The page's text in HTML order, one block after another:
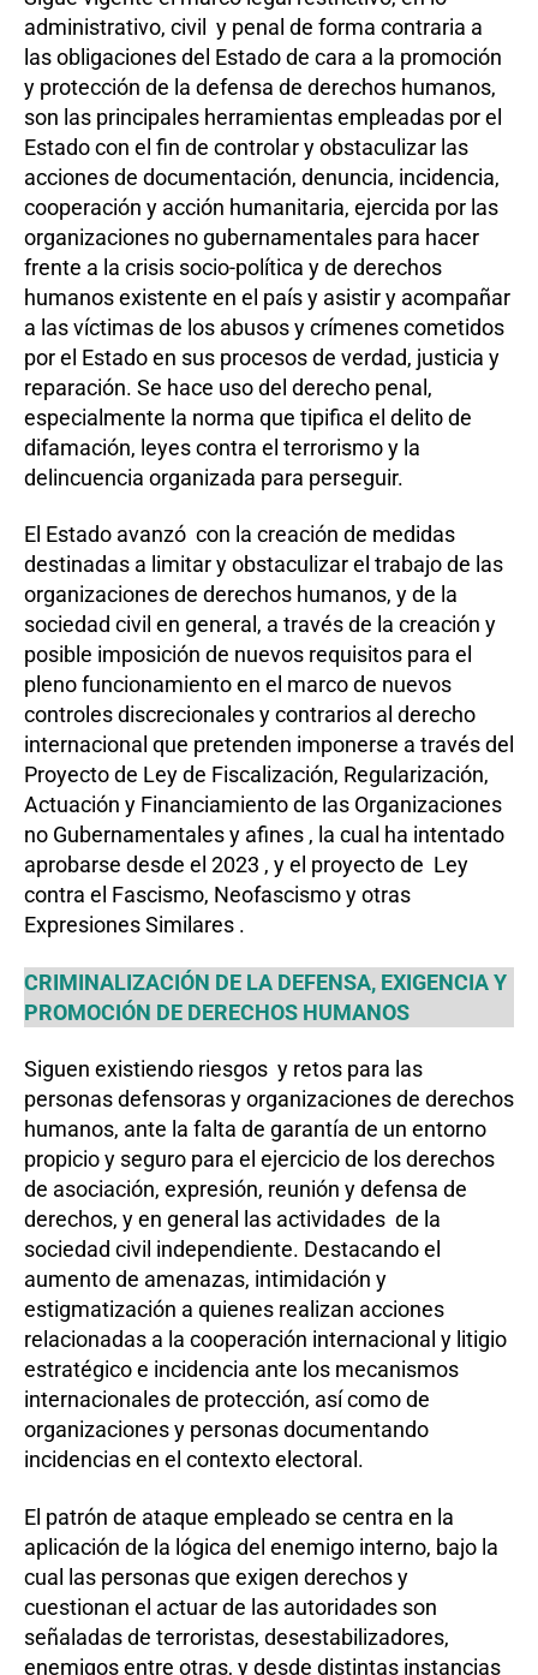
administrativo, civil y penal de forma contraria a
las obligaciones del Estado de cara a la promoción
y protección de la defensa de derechos humanos,
son las principales herramientas empleadas por el
Estado con el fin de controlar y obstaculizar las
acciones de documentación, denuncia, incidencia,
cooperación y acción humanitaria, ejercida por las
organizaciones no gubernamentales para hacer
frente a la crisis socio-política y de derechos
humanos existente en el país y asistir y acompañar
a las víctimas de los abusos y crímenes cometidos
por el Estado en sus procesos de verdad, justicia y
reparación. Se hace uso del derecho penal,
especialmente la norma que tipifica el delito de
difamación, leyes contra el terrorismo y la
delincuencia organizada para perseguir.
El Estado avanzó con la creación de medidas
destinadas a limitar y obstaculizar el trabajo de las
organizaciones de derechos humanos, y de la
sociedad civil en general, a través de la creación y
posible imposición de nuevos requisitos para el
pleno funcionamiento en el marco de nuevos
controles discrecionales y contrarios al derecho
internacional que pretenden imponerse a través del
Proyecto de Ley de Fiscalización, Regularización,
Actuación y Financiamiento de las Organizaciones
no Gubernamentales y afines , la cual ha intentado
aprobarse desde el 2023 , y el proyecto de Ley
contra el Fascismo, Neofascismo y otras
Expresiones Similares .
CRIMINALIZACIÓN DE LA DEFENSA, EXIGENCIA Y
PROMOCIÓN DE DERECHOS HUMANOS
Siguen existiendo riesgos y retos para las
personas defensoras y organizaciones de derechos
humanos, ante la falta de garantía de un entorno
propicio y seguro para el ejercicio de los derechos
de asociación, expresión, reunión y defensa de
derechos, y en general las actividades de la
sociedad civil independiente. Destacando el
aumento de amenazas, intimidación y
estigmatización a quienes realizan acciones
relacionadas a la cooperación internacional y litigio
estratégico e incidencia ante los mecanismos
internacionales de protección, así como de
organizaciones y personas documentando
incidencias en el contexto electoral.
El patrón de ataque empleado se centra en la
aplicación de la lógica del enemigo interno, bajo la
cual las personas que exigen derechos y
cuestionan el actuar de las autoridades son
señaladas de terroristas, desestabilizadores,
enemigos entre otras, y desde distintas instancias